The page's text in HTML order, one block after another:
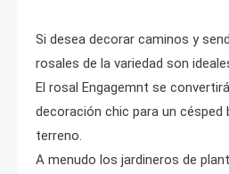
Si desea decorar caminos y
rosales de la variedad son
El rosal Engagemnt se
decoración chic para un césped
terreno.
A menudo los jardineros de